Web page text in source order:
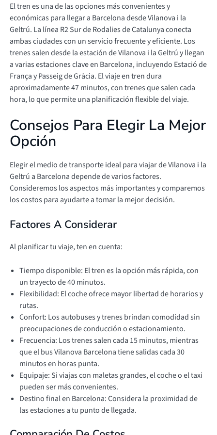
El tren es una de las opciones más convenientes y
económicas para llegar a Barcelona desde Vilanova i la
Geltrú. La línea R2 Sur de Rodalies de Catalunya conecta
ambas ciudades con un servicio frecuente y eficiente. Los
trenes salen desde la estación de Vilanova i la Geltrú y llegan
a varias estaciones clave en Barcelona, incluyendo Estació de
França y Passeig de Gràcia. El viaje en tren dura
aproximadamente 47 minutos, con trenes que salen cada
hora, lo que permite una planificación flexible del viaje.
Consejos Para Elegir La Mejor
Opción
Elegir el medio de transporte ideal para viajar de Vilanova i la
Geltrú a Barcelona depende de varios factores.
Consideremos los aspectos más importantes y comparemos
los costos para ayudarte a tomar la mejor decisión.
Factores A Considerar
Al planificar tu viaje, ten en cuenta:
Tiempo disponible: El tren es la opción más rápida, con
un trayecto de 40 minutos.
Flexibilidad: El coche ofrece mayor libertad de horarios y
rutas.
Confort: Los autobuses y trenes brindan comodidad sin
preocupaciones de conducción o estacionamiento.
Frecuencia: Los trenes salen cada 15 minutos, mientras
que el bus Vilanova Barcelona tiene salidas cada 30
minutos en horas punta.
Equipaje: Si viajas con maletas grandes, el coche o el taxi
pueden ser más convenientes.
Destino final en Barcelona: Considera la proximidad de
las estaciones a tu punto de llegada.